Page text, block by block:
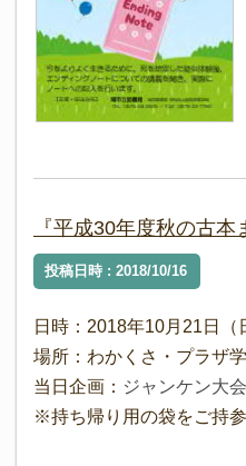
『平成30年度秋の古本
投稿日時 : 2018/10/16
日時：2018年10月21日
場所：わかくさ・プラザ
当日企画： ジャンケン大
※持ち帰り用の袋をご持参